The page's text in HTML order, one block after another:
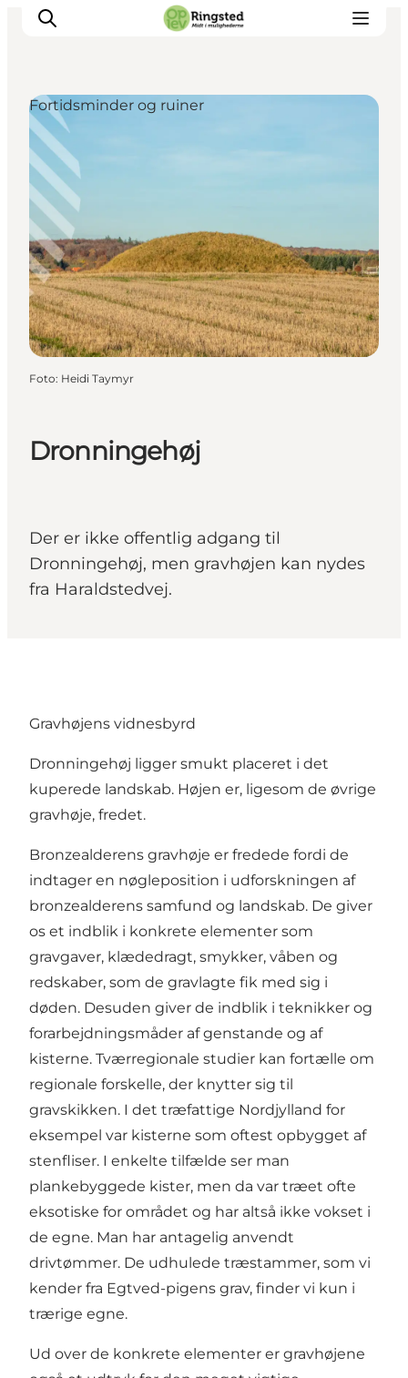
Mest for børn
Ophold
Ringsted Børnefestival
Ringsted Ældrefestival
Naturpark Ringsted
Dronningehøj
Der er ikke offentlig adgang til
Dronningehøj, men gravhøjen kan nydes
fra Haraldstedvej.
Fortidsminder og ruiner
Foto: Heidi Taymyr
Gravhøjens vidnesbyrd
Dronningehøj ligger smukt placeret i det
kuperede landskab. Højen er, ligesom de øvrige
gravhøje, fredet.
Bronzealderens gravhøje er fredede fordi de
indtager en nøgleposition i udforskningen af
bronzealderens samfund og landskab. De giver
os et indblik i konkrete elementer som
gravgaver, klædedragt, smykker, våben og
redskaber, som de gravlagte fik med sig i
døden. Desuden giver de indblik i teknikker og
forarbejdningsmåder af genstande og af
kisterne. Tværregionale studier kan fortælle om
regionale forskelle, der knytter sig til
gravskikken. I det træfattige Nordjylland for
eksempel var kisterne som oftest opbygget af
stenfliser. I enkelte tilfælde ser man
plankebyggede kister, men da var træet ofte
eksotiske for området og har altså ikke vokset i
de egne. Man har antagelig anvendt
drivtømmer. De udhulede træstammer, som vi
kender fra Egtved-pigens grav, finder vi kun i
trærige egne.
Ud over de konkrete elementer er gravhøjene